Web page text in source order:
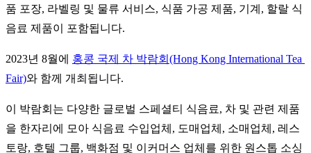
품 포장, 라벨링 및 물류 서비스, 식품 가공 제품, 기계, 할랄 식
음료 제품이 포함됩니다.
2023년 8월에 홍콩 국제 차 박람회(Hong Kong International Tea
Fair)와 함께 개최됩니다.
이 박람회는 다양한 글로벌 스페셜티 식음료, 차 및 관련 제품
을 한자리에 모아 식음료 수입업체, 도매업체, 소매업체, 레스
토랑, 호텔 그룹, 백화점 및 이커머스 업체를 위한 원스톱 소싱